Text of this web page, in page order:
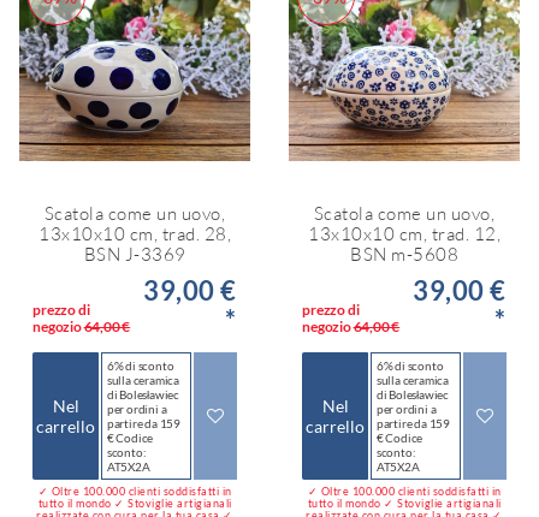
Scatola come un uovo,
13x10x10 cm, trad. 28,
BSN J-3369
prezzo di
negozio64,00 €
39,00 €
*
Nel
carrello
6% di sconto
sulla ceramica
di Bolesławiec
per ordini a
partire da 159
€ Codice
sconto:
AT5X2A
✓ Oltre 100.000 clienti soddisfatti in
tutto il mondo ✓ Stoviglie artigianali
Scatola come un uovo,
13x10x10 cm, trad. 12,
BSN m-5608
prezzo di
negozio64,00 €
39,00 €
*
Nel
carrello
6% di sconto
sulla ceramica
di Bolesławiec
per ordini a
partire da 159
€ Codice
sconto:
AT5X2A
✓ Oltre 100.000 clienti soddisfatti in
tutto il mondo ✓ Stoviglie artigianali